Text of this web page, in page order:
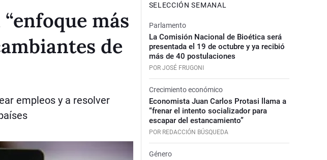
más
de
empleos y a resolver
SELECCIÓN SEMANAL
Parlamento
La Comisión Nacional de Bioética será
presentada el 19 de octubre y ya recibió
más de 40 postulaciones
POR JOSÉ FRUGONI
Crecimiento económico
Economista Juan Carlos Protasi llama a
“frenar el intento socializador para
escapar del estancamiento”
POR REDACCIÓN BÚSQUEDA
Género